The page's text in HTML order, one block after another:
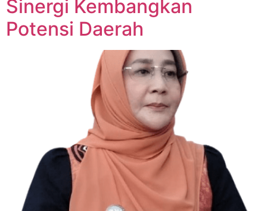
Sinergi Kembangkan
Potensi Daerah